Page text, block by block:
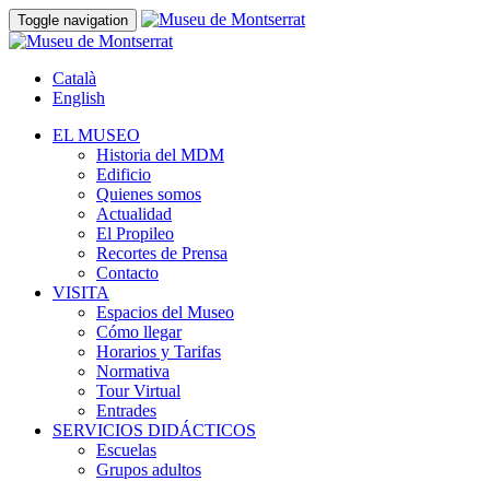
Toggle navigation
Català
English
EL MUSEO
Historia del MDM
Edificio
Quienes somos
Actualidad
El Propileo
Recortes de Prensa
Contacto
VISITA
Espacios del Museo
Cómo llegar
Horarios y Tarifas
Normativa
Tour Virtual
Entrades
SERVICIOS DIDÁCTICOS
Escuelas
Grupos adultos